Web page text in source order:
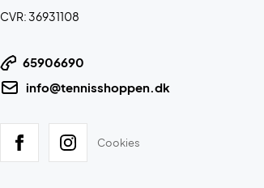
CVR: 36931108
65906690
info@tennisshoppen.dk
Cookies